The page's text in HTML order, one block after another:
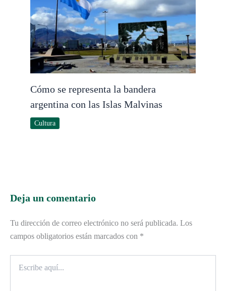
Cómo se representa la bandera
argentina con las Islas Malvinas
Cultura
Deja un comentario
Tu dirección de correo electrónico no será publicada. Los
campos obligatorios están marcados con *
aquí...